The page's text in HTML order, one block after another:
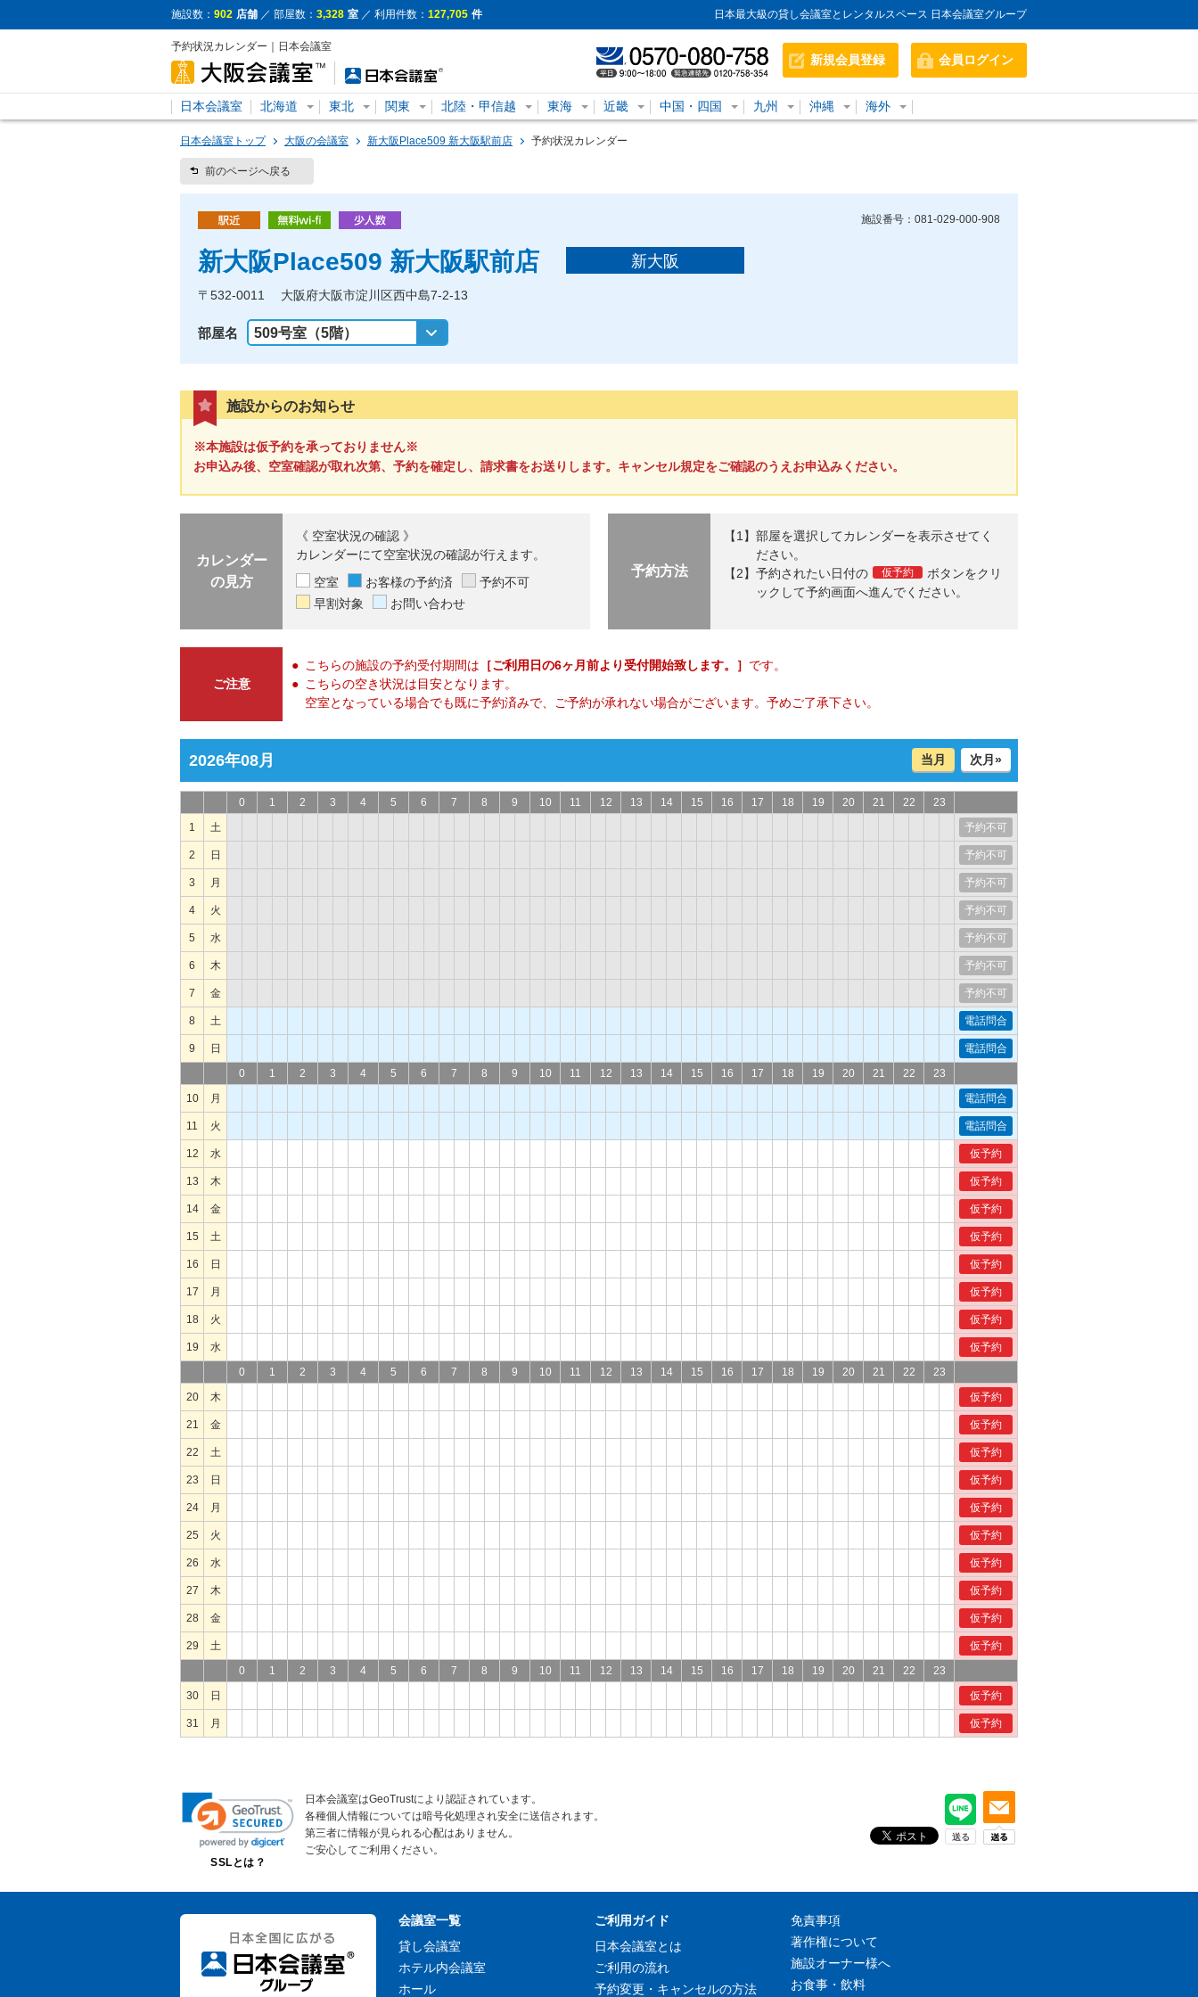
施設数： 902 店舗 ／ 部屋数： 3,328 室 ／ 利用件数： 127,705 件 日本最大級の貸し会議室とレンタルスペース 日本会議室グループ
予約状況カレンダー｜日本会議室
新規会員登録 会員ログイン
日本会議室 北海道 東北 関東 北陸・甲信越 東海 近畿 中国・四国 九州 沖縄 海外
日本会議室トップ 大阪の会議室 新大阪Place509 新大阪駅前店 予約状況カレンダー
前のページへ戻る
施設番号：081-029-000-908
新大阪Place509 新大阪駅前店 新大阪
〒532-0011 大阪府大阪市淀川区西中島7-2-13
部屋名
施設からのお知らせ
※本施設は仮予約を承っておりません※
お申込み後、空室確認が取れ次第、予約を確定し、請求書をお送りします。キャンセル規定をご確認のうえお申込みください。
カレンダー
の見方
《 空室状況の確認 》
カレンダーにて空室状況の確認が行えます。
空室
お客様の予約済
予約不可
早割対象
お問い合わせ
予約方法
部屋を選択してカレンダーを表示させてく
ださい。
予約されたい日付の
仮予約
ボタンをクリ
ックして予約画面へ進んでください。
ご注意
こちらの施設の予約受付期間は ［ご利用日の6ヶ月前より受付開始致します。］ です。
こちらの空き状況は目安となります。
空室となっている場合でも既に予約済みで、ご予約が承れない場合がございます。予めご了承下さい。
2026年08月 当月 次月»
0 1 2 3 4 5 6 7 8 9 10 11 12 13 14 15 16 17 18 19 20 21 22
23
1
土 予約不可
2 日 予約不可
3 月 予約不可
4 火 予約不可
5 水 予約不可
6 木 予約不可
7 金 予約不可
8 土 電話問合
9 日
電話問合
0
1 2 3 4 5 6 7 8 9 10 11 12 13 14 15 16 17 18 19 20 21 22
23
10
月 電話問合
11 火 電話問合
12 水 仮予約
13 木 仮予約
14 金 仮予約
15 土 仮予約
16 日 仮予約
17 月 仮予約
18 火 仮予約
19 水
仮予約
0
1 2 3 4 5 6 7 8 9 10 11 12 13 14 15 16 17 18 19 20 21 22
23
20
木 仮予約
21 金 仮予約
22 土 仮予約
23 日 仮予約
24 月 仮予約
25 火 仮予約
26 水 仮予約
27 木 仮予約
28 金 仮予約
29 土
仮予約
0
1 2 3 4 5 6 7 8 9 10 11 12 13 14 15 16 17 18 19 20 21 22
23
30
日 仮予約
31 月 仮予約
SSLとは？
日本会議室はGeoTrustにより認証されています。
各種個人情報については暗号化処理され安全に送信されます。
第三者に情報が見られる心配はありません。
ご安心してご利用ください。
会議室一覧
貸し会議室
ホテル内会議室
ホール
ご利用ガイド
日本会議室とは
ご利用の流れ
予約変更・キャンセルの方法
免責事項
著作権について
施設オーナー様へ
お食事・飲料